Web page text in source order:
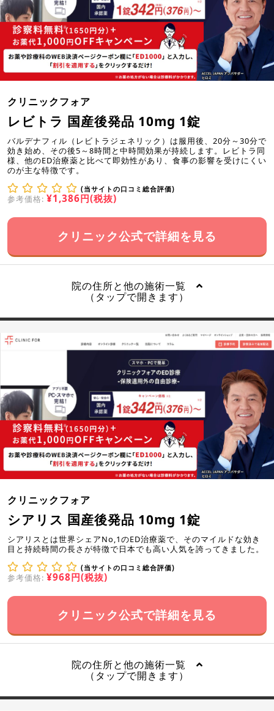
クリニックフォア
レビトラ 国産後発品 10mg 1錠
バルデナフィル（レビトラジェネリック）は服用後、20分～30分で
効き始め、その後5～8時間と中時間効果が持続します。レビトラ同
様、他のED治療薬と比べて即効性があり、食事の影響を受けにくい
のが主な特徴です。
(当サイトの口コミ総合評価)
参考価格: ¥1,386円(税抜)
クリニック公式で詳細を見る
院の住所と他の施術一覧
（タップで開きます）
クリニックフォア
シアリス 国産後発品 10mg 1錠
シアリスとは世界シェアNo,1のED治療薬で、そのマイルドな効き
目と持続時間の長さが特徴で日本でも高い人気を誇ってきました。
(当サイトの口コミ総合評価)
参考価格: ¥968円(税抜)
クリニック公式で詳細を見る
院の住所と他の施術一覧
（タップで開きます）